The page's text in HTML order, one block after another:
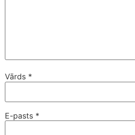
Vārds *
E-pasts *